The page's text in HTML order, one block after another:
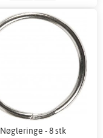
Nøgleringe - 8 stk